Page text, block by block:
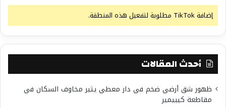
إضافة TikTok مطلوبة لتفعيل هذه المنطقة.
أحدث المقالات
ظهور شق أرضي ضخم في دار معطي يثير مخاوف السكان في
مقاطعة كيبيمير